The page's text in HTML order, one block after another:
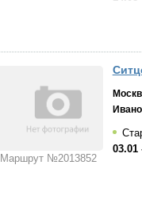
Маршрут №2013852
03.01